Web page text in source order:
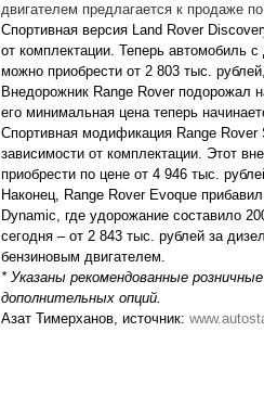
двигателем предлагается к продаже
Спортивная версия Land Rover
от комплектации. Теперь автомобиль
можно приобрести от 2 803 тыс.
Внедорожник Range Rover подорожал
его минимальная цена теперь
Спортивная модификация Range
зависимости от комплектации. Этот
приобрести по цене от 4 946 тыс.
Наконец, Range Rover Evoque
Dynamic, где удорожание составило
сегодня – от 2 843 тыс. рублей за
бензиновым двигателем.
* Указаны рекомендованные
дополнительных опций.
Азат Тимерханов, источник: